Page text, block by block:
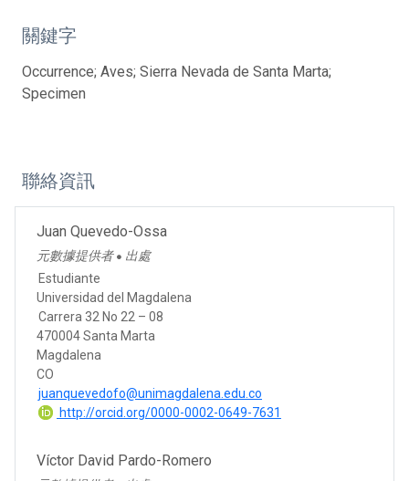
關鍵字
Occurrence; Aves; Sierra Nevada de Santa Marta;
Specimen
聯絡資訊
Juan Quevedo-Ossa
元數據提供者 ● 出處
Estudiante
Universidad del Magdalena
Carrera 32 No 22 – 08
470004 Santa Marta
Magdalena
CO
juanquevedofo@unimagdalena.edu.co
http://orcid.org/0000-0002-0649-7631
Víctor David Pardo-Romero